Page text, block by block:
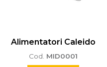
Alimentatori Caleido
Cod. MID0001